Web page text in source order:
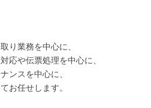
り業務を中心に、
応や伝票処理を中心に、
ンスを中心に、
お任せします。